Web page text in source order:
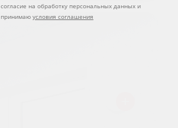
согласие на обработку персональных данных и
принимаю условия соглашения